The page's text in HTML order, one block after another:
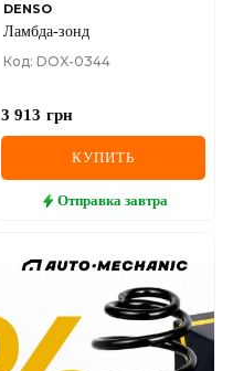
DENSO
Ламбда-зонд
Код: DOX-0344
3 913 грн
КУПИТЬ
Отправка завтра